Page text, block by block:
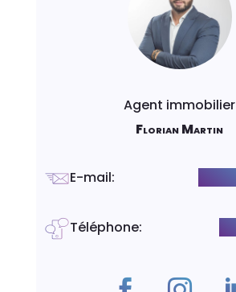
Agent immobilier
Florian Martin
E-mail:
Téléphone: